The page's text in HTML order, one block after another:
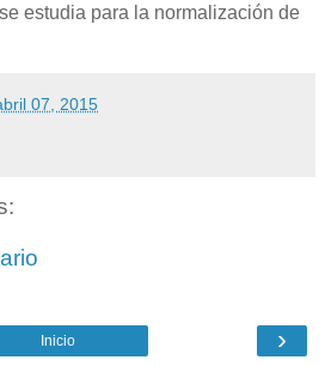
estudia para la normalización de
07, 2015
›
Inicio